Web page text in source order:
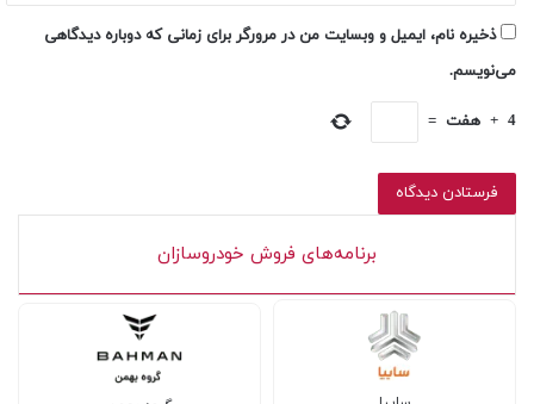
ذخیره نام، ایمیل و وبسایت من در مرورگر برای زمانی که دوباره دیدگاهی
می‌نویسم.
4
+ هفت =
برنامه‌های فروش خودروسازان